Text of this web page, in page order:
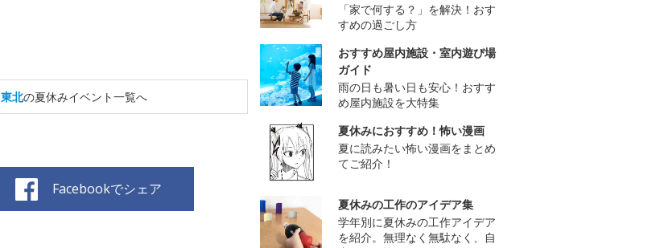
東北の夏休みイベント一覧へ
Facebookでシェア
「家で何する？」を解決！おす
すめの過ごし方
おすすめ屋内施設・室内遊び場
ガイド
雨の日も暑い日も安心！おすす
め屋内施設を大特集
夏休みにおすすめ！怖い漫画
夏に読みたい怖い漫画をまとめ
てご紹介！
夏休みの工作のアイデア集
学年別に夏休みの工作アイデア
を紹介。無理なく無駄なく、自